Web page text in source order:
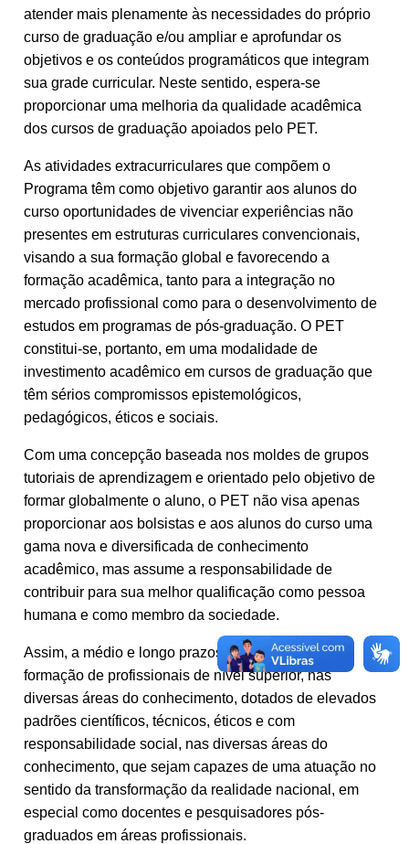
atender mais plenamente às necessidades do próprio
curso de graduação e/ou ampliar e aprofundar os
objetivos e os conteúdos programáticos que integram
sua grade curricular. Neste sentido, espera-se
proporcionar uma melhoria da qualidade acadêmica
dos cursos de graduação apoiados pelo PET.
As atividades extracurriculares que compõem o
Programa têm como objetivo garantir aos alunos do
curso oportunidades de vivenciar experiências não
presentes em estruturas curriculares convencionais,
visando a sua formação global e favorecendo a
formação acadêmica, tanto para a integração no
mercado profissional como para o desenvolvimento de
estudos em programas de pós-graduação. O PET
constitui-se, portanto, em uma modalidade de
investimento acadêmico em cursos de graduação que
têm sérios compromissos epistemológicos,
pedagógicos, éticos e sociais.
Com uma concepção baseada nos moldes de grupos
tutoriais de aprendizagem e orientado pelo objetivo de
formar globalmente o aluno, o PET não visa apenas
proporcionar aos bolsistas e aos alunos do curso uma
gama nova e diversificada de conhecimento
acadêmico, mas assume a responsabilidade de
contribuir para sua melhor qualificação como pessoa
humana e como membro da sociedade.
Assim, a médio e longo prazos, espera fomentar a
formação de profissionais de nível superior, nas
diversas áreas do conhecimento, dotados de elevados
padrões científicos, técnicos, éticos e com
responsabilidade social, nas diversas áreas do
conhecimento, que sejam capazes de uma atuação no
sentido da transformação da realidade nacional, em
especial como docentes e pesquisadores pós-
graduados em áreas profissionais.